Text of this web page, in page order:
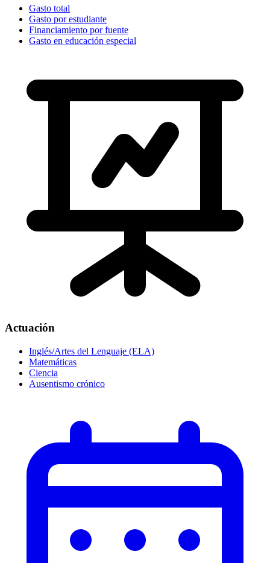
Gasto total
Gasto por estudiante
Financiamiento por fuente
Gasto en educación especial
Actuación
Inglés/Artes del Lenguaje (ELA)
Matemáticas
Ciencia
Ausentismo crónico